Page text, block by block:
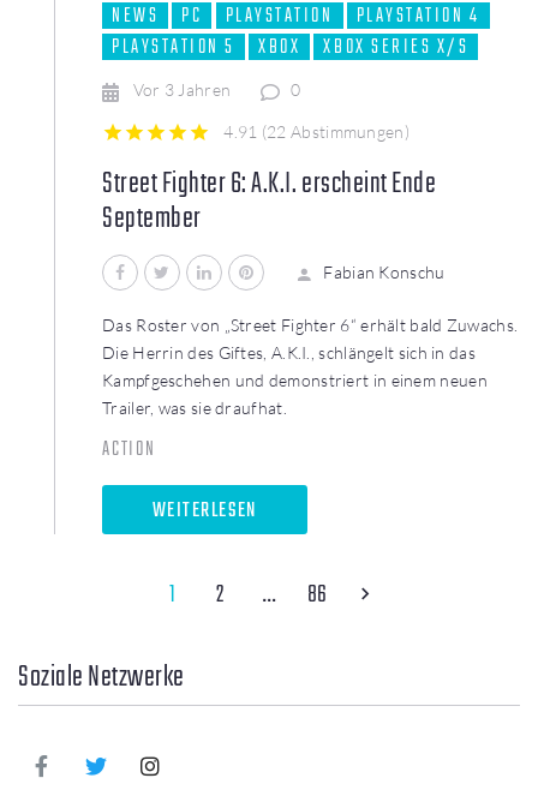
NEWS PC PLAYSTATION
PLAYSTATION 4
PLAYSTATION 5
XBOX XBOX SERIES X/S
Vor 3 Jahren 0
4.91 (22 Abstimmungen)
Street Fighter 6: A.K.I. erscheint Ende
September
FacebookTwitterLinkedIn
Fabian Konschu
Das Roster von „Street Fighter 6“ erhält bald Zuwachs.
Die Herrin des Giftes, A.K.I., schlängelt sich in das
Kampfgeschehen und demonstriert in einem neuen
Trailer, was sie draufhat.
ACTION
WEITERLESEN
1 2 … 86
Soziale Netzwerke